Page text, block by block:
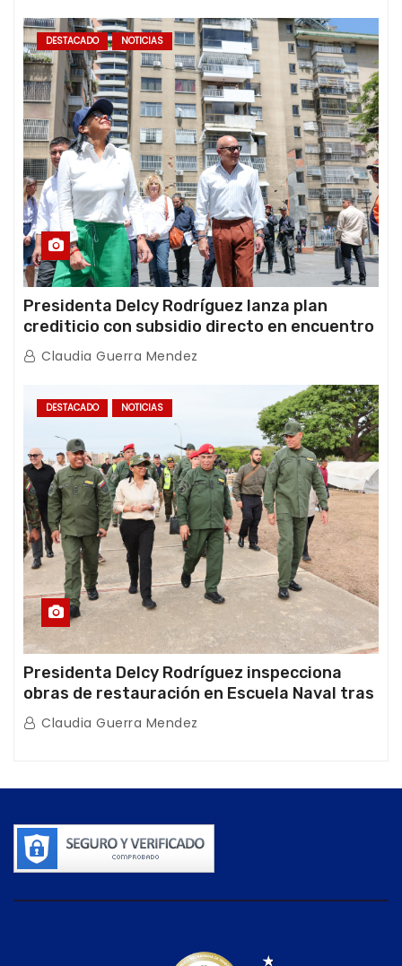
DESTACADO NOTICIAS
Presidenta Delcy Rodríguez lanza plan
crediticio con subsidio directo en encuentro
con Juntas de Condominio
Claudia Guerra Mendez
DESTACADO NOTICIAS
Presidenta Delcy Rodríguez inspecciona
obras de restauración en Escuela Naval tras
afectaciones sísmicas en La Guaira
Claudia Guerra Mendez